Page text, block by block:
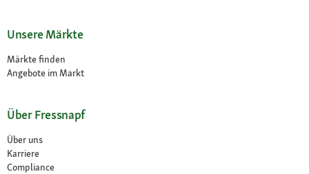
Unsere Märkte
Märkte finden
Angebote im Markt
Über Fressnapf
Über uns
Karriere
Compliance